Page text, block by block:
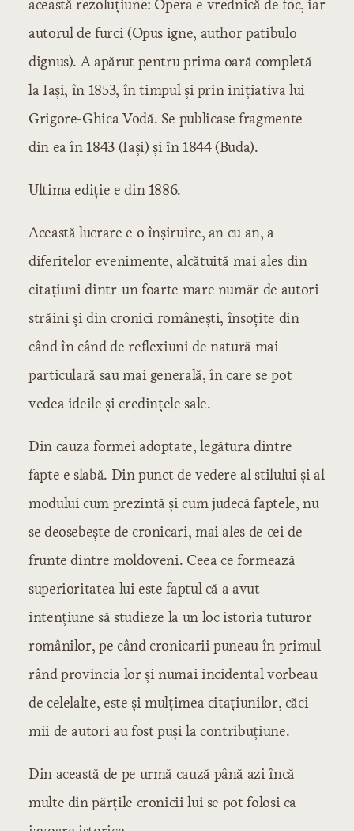
această rezoluţiune: Opera e vrednică de foc, iar
autorul de furci (Opus igne, author patibulo
dignus). A apărut pentru prima oară completă
la Iaşi, în 1853, în timpul şi prin iniţiativa lui
Grigore-Ghica Vodă. Se publicase fragmente
din ea în 1843 (Iaşi) şi în 1844 (Buda).
Ultima ediţie e din 1886.
Această lucrare e o înşiruire, an cu an, a
diferitelor evenimente, alcătuită mai ales din
citaţiuni dintr-un foarte mare număr de autori
străini şi din cronici româneşti, însoţite din
când în când de reflexiuni de natură mai
particulară sau mai generală, în care se pot
vedea ideile şi credinţele sale.
Din cauza formei adoptate, legătura dintre
fapte e slabă. Din punct de vedere al stilului şi al
modului cum prezintă şi cum judecă faptele, nu
se deosebeşte de cronicari, mai ales de cei de
frunte dintre moldoveni. Ceea ce formează
superioritatea lui este faptul că a avut
intenţiune să studieze la un loc istoria tuturor
românilor, pe când cronicarii puneau în primul
rând provincia lor şi numai incidental vorbeau
de celelalte, este şi mulţimea citaţiunilor, căci
mii de autori au fost puşi la contribuţiune.
Din această de pe urmă cauză până azi încă
multe din părţile cronicii lui se pot folosi ca